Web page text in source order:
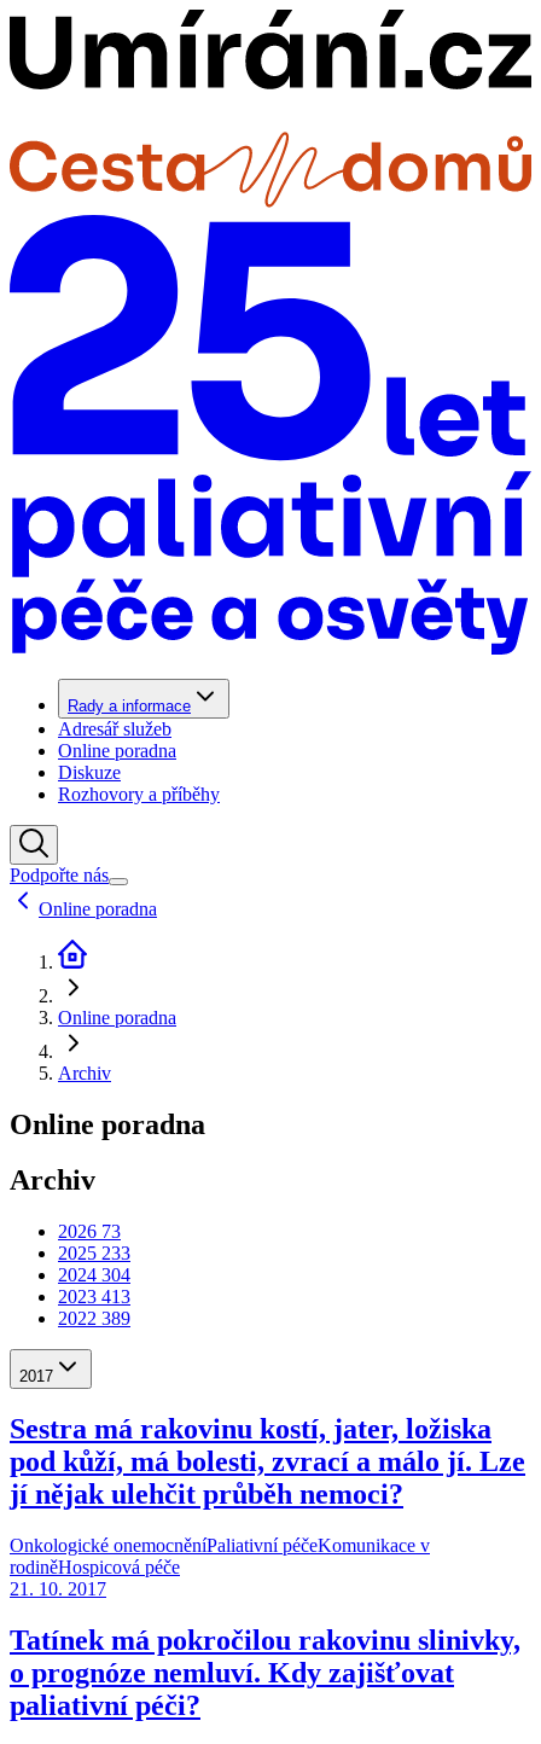
Rady a informace
Adresář služeb
Online poradna
Diskuze
Rozhovory a příběhy
Podpořte nás
Online poradna
Online poradna
Archiv
Online poradna
Archiv
2026 73
2025 233
2024 304
2023 413
2022 389
2017
Sestra má rakovinu kostí, jater, ložiska
pod kůží, má bolesti, zvrací a málo jí. Lze
jí nějak ulehčit průběh nemoci?
Onkologické onemocněníPaliativní péčeKomunikace v
rodiněHospicová péče
21. 10. 2017
Tatínek má pokročilou rakovinu slinivky,
o prognóze nemluví. Kdy zajišťovat
paliativní péči?